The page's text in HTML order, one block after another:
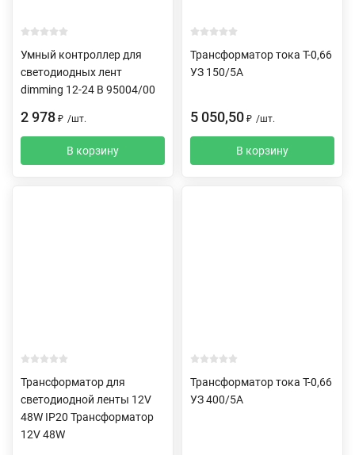
Умный контроллер для
светодиодных лент
dimming 12-24 В 95004/00
2 978 ₽ /шт.
В корзину
Трансформатор тока Т-0,66
УЗ 150/5А
5 050,50 ₽ /шт.
В корзину
Трансформатор для
светодиодной ленты 12V
48W IP20 Трансформатор
12V 48W
Трансформатор тока Т-0,66
УЗ 400/5А